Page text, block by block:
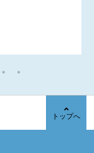
トップへ